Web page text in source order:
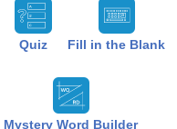
Quiz Fill in the Blank
Mystery Word Builder